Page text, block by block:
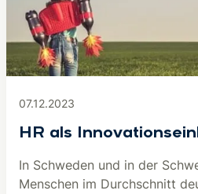
07.12.2023
HR als
In Schweden und in der
Menschen im Durchschnitt